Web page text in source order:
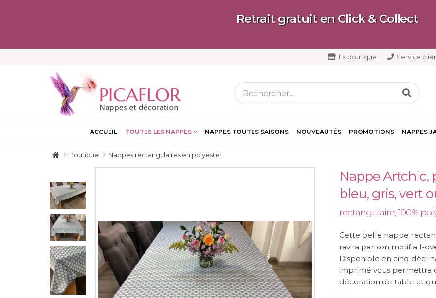
Retrait gratuit en Click & Collect
La boutique Service
ACCUEIL TOUTES LES NAPPES NAPPES TOUTES SAISONS NOUVEAUTÉS PROMOTIONS NAPPES
Boutique Nappes rectangulaires en polyester
Nappe Artchic,
bleu, gris, vert
rectangulaire, 100%
Cette belle nappe
ravira par son motif all-
Disponible en cinq
imprimé vous permettra
décoration de table et